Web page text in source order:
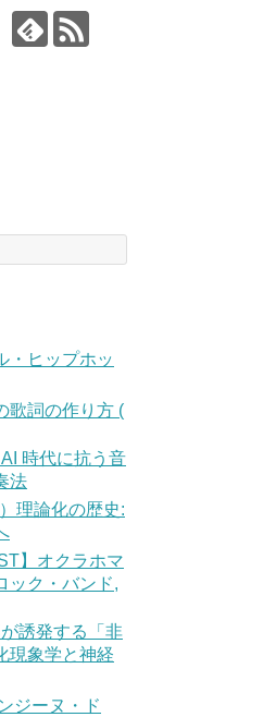
・ヒップホッ
歌詞の作り方 (
時代に抗う音
法
理論化の歴史:
】オクラホマ
ック・バンド,
誘発する「非
現象学と神経
ジーヌ・ド